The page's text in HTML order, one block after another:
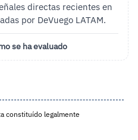
directas recientes en
por DeVuego LATAM.
se ha evaluado
constituído legalmente